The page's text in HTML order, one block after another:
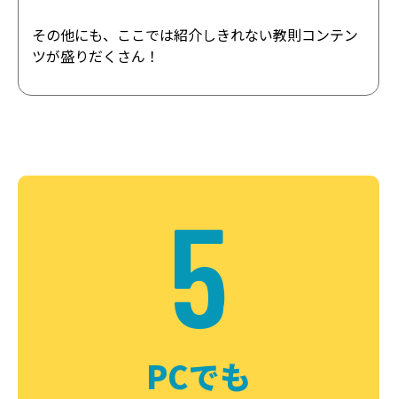
その他にも、ここでは紹介しきれない教則コンテン
ツが盛りだくさん！
5
PCでも